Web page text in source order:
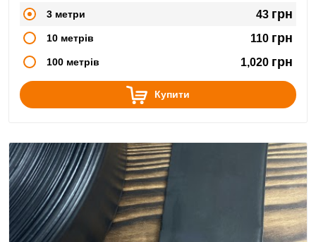
3 метри 43 грн
10 метрів 110 грн
100 метрів 1,020 грн
Купити